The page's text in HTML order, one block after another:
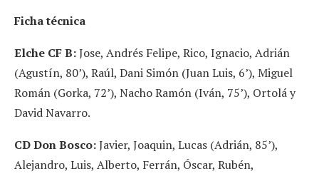
Ficha técnica
Elche CF B:Jose, Andrés Felipe, Rico, Ignacio, Adrián
(Agustín, 80’), Raúl, Dani Simón (Juan Luis, 6’), Miguel
Román (Gorka, 72’), Nacho Ramón (Iván, 75’), Ortolá y
David Navarro.
CD Don Bosco:Javier, Joaquin, Lucas (Adrián, 85’),
Alejandro, Luis, Alberto, Ferrán, Óscar, Rubén,